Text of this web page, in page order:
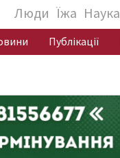
Люди Їжа Наука
Публікації